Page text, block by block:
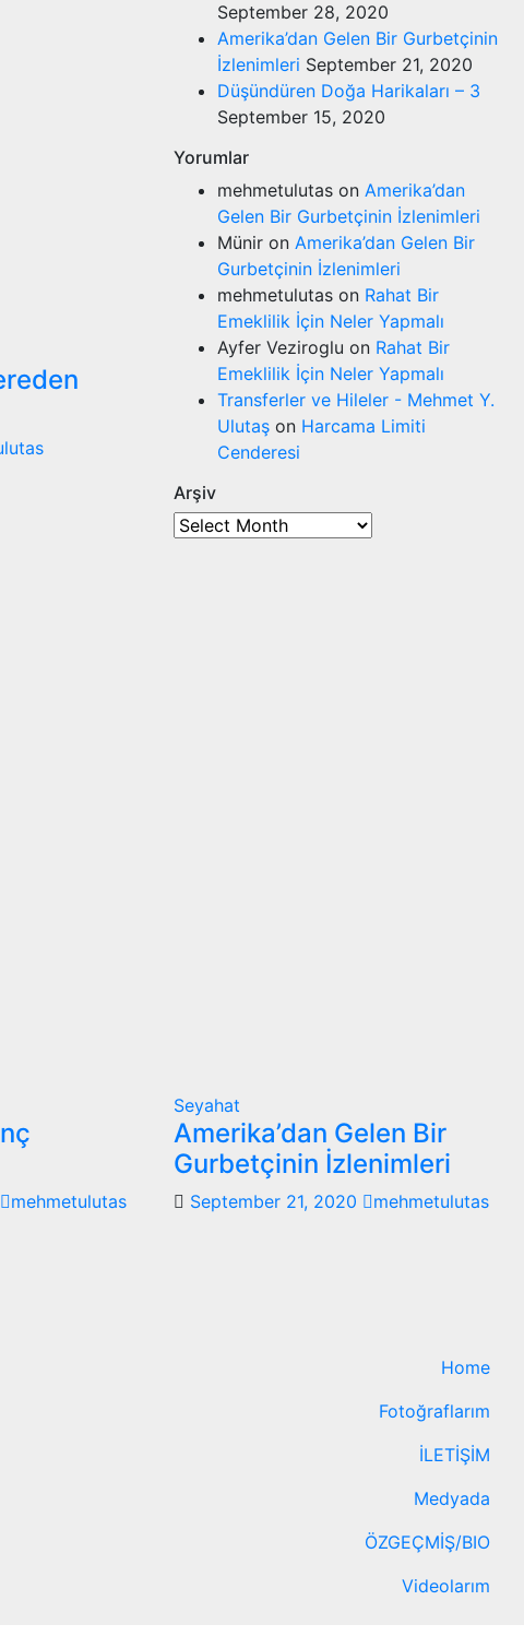
September 28, 2020
Amerika’dan Gelen Bir Gurbetçinin
İzlenimleri September 21, 2020
Düşündüren Doğa Harikaları – 3
September 15, 2020
Yorumlar
mehmetulutas on Amerika’dan
Gelen Bir Gurbetçinin İzlenimleri
Münir on Amerika’dan Gelen Bir
Gurbetçinin İzlenimleri
mehmetulutas on Rahat Bir
Emeklilik İçin Neler Yapmalı
Ayfer Veziroglu on Rahat Bir
Emeklilik İçin Neler Yapmalı
Transferler ve Hileler - Mehmet Y.
Ulutaş on Harcama Limiti
Cenderesi
Arşiv
Arşiv
mehmetulutas
Seyahat
Amerika’dan Gelen Bir
Gurbetçinin İzlenimleri
September 21, 2020 mehmetulutas
Home
Fotoğraflarım
İLETİŞİM
Medyada
ÖZGEÇMİŞ/BIO
Videolarım